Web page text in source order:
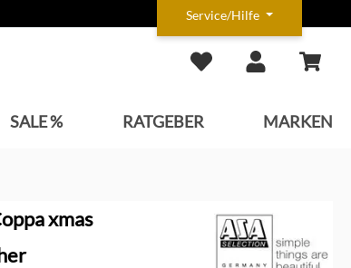
Service/Hilfe
SALE % RATGEBER MARKEN
xmas